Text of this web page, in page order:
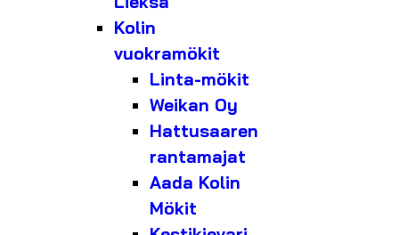
Kolin
vuokramökit
Linta-mökit
Weikan Oy
Hattusaaren
rantamajat
Aada Kolin
Mökit